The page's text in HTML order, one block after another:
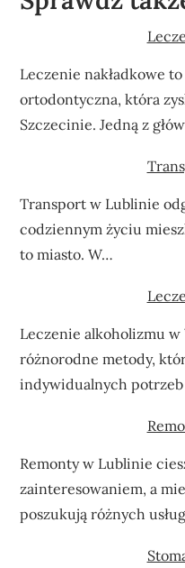
Leczenie nakładkowe
ortodontyczna, która
Szczecinie. Jedną z
Transport w Lublinie
codziennym życiu
to miasto. W…
Leczenie alkoholizmu w
różnorodne metody,
indywidualnych
Remonty w Lublinie
zainteresowaniem, a
poszukują różnych